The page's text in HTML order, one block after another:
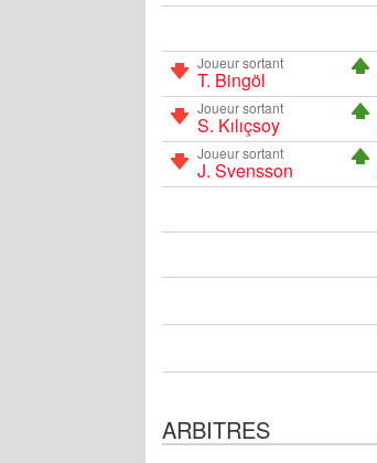
Joueur sortant
T. Bingöl
Joueur sortant
S. Kılıçsoy
Joueur sortant
J. Svensson
ARBITRES